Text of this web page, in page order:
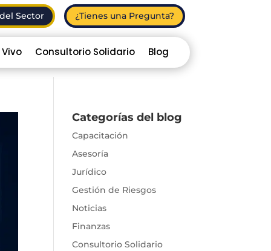
Sector ¿Tienes una Pregunta?
Consultorio Solidario Blog
Categorías del blog
Capacitación
Asesoría
Jurídico
Gestión de Riesgos
Noticias
Finanzas
Consultorio Solidario